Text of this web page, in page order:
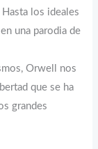
los ideales
una parodia de
Orwell nos
que se ha
grandes